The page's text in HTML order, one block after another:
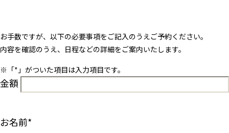
t
お手数ですが、以下の必要事項をご記入のうえご予約ください。
内容を確認のうえ、日程などの詳細をご案内いたします。
※「* 」がついた項目は入力項目です。
金額
お名前*